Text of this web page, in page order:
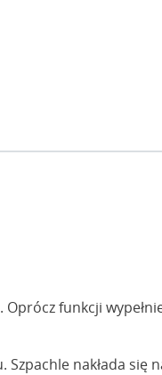
funkcji
nakłada się